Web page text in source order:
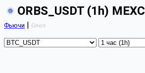
ORBS_USDT (1h) MEXC
Фьючи | Спот